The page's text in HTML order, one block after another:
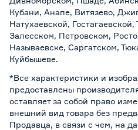
Кубани, Анапе, Витязево,
Натухаевской,
Залесском, Петровском,
Называевске, Саргатском,
Куйбышеве.
*Все характеристики и
предоставлены
оставляет за собой право
внешний вид товара без
Продавца, в связи с чем, на